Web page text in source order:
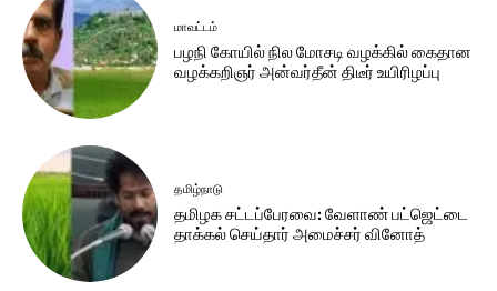
மாவட்டம்
பழநி கோயில் நில மோசடி வழக்கில் கைதான
வழக்கறிஞர் அன்வர்தீன் திடீர் உயிரிழப்பு
தமிழ்நாடு
தமிழக சட்​டப்​பேர​வை: வேளாண் பட்​ஜெட்டை
தாக்கல் செய்தார் அமைச்சர் வினோத்